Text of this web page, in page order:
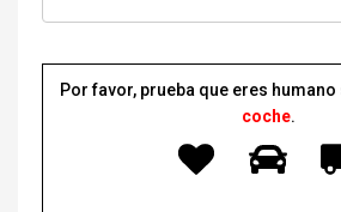
Por favor, prueba que eres
coche.